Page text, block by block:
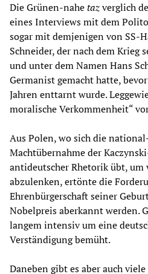
Die Grünen-nahetazverglich
eines Interviews mit dem
sogar mit demjenigen von SS-
Schneider, der nach dem
und unter dem Namen Hans
Germanist gemacht hatte,
Jahren enttarnt wurde.
moralische Verkommenheit“
Aus Polen, wo sich die
Machtübernahme der
antideutscher Rhetorik übt, um
abzulenken, ertönte die
Ehrenbürgerschaft seiner
Nobelpreis aberkannt werden.
langem intensiv um eine
Verständigung bemüht.
Daneben gibt es aber auch